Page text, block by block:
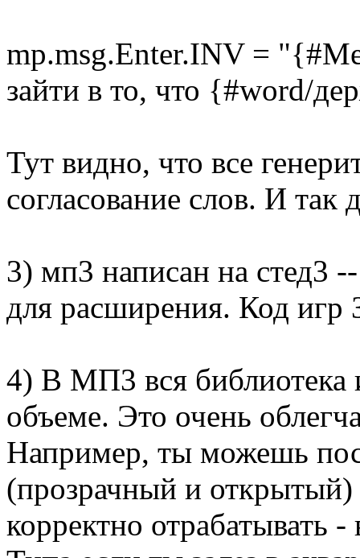
mp.msg.Enter.INV =
зайти в то, что {#word/
Тут видно, что все
согласование слов. И так
3) мп3 написан на стед3
для расширения. Код
4) В МП3 вся библиотека
объеме. Это очень
Например, ты можешь
(прозрачный и
корректно отрабатывать